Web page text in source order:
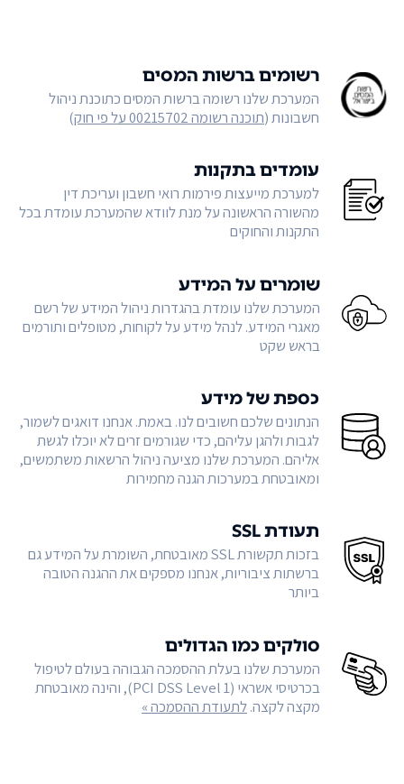
רשומים ברשות המסים
המערכת שלנו רשומה ברשות המסים כתוכנת ניהול
חשבונות (תוכנה רשומה 00215702 על פי חוק )
עומדים בתקנות
למערכת מייעצות פירמות רואי חשבון ועריכת דין
מהשורה הראשונה על מנת לוודא שהמערכת עומדת בכל
התקנות והחוקים
שומרים על המידע
המערכת שלנו עומדת בהגדרות ניהול המידע של רשם
מאגרי המידע. לנהל מידע על לקוחות, מטופלים ותורמים
בראש שקט
כספת של מידע
הנתונים שלכם חשובים לנו. באמת. אנחנו דואגים לשמור,
לגבות ולהגן עליהם, כדי שגורמים זרים לא יוכלו לגשת
אליהם. המערכת שלנו מציעה ניהול הרשאות משתמשים,
ומאובטחת במערכות הגנה מחמירות
תעודת SSL
בזכות תקשורת SSL מאובטחת, השומרת על המידע גם
ברשתות ציבוריות, אנחנו מספקים את ההגנה הטובה
ביותר
סולקים כמו הגדולים
המערכת שלנו בעלת ההסמכה הגבוהה בעולם לטיפול
בכרטיסי אשראי (PCI DSS Level 1), והינה מאובטחת
מקצה לקצה.לתעודת ההסמכה »